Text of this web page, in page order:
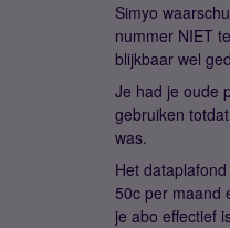
Simyo
nummer NIET
blijkbaar wel
Je had je oude
gebruiken
was.
Het
50c per maand
je abo effectief